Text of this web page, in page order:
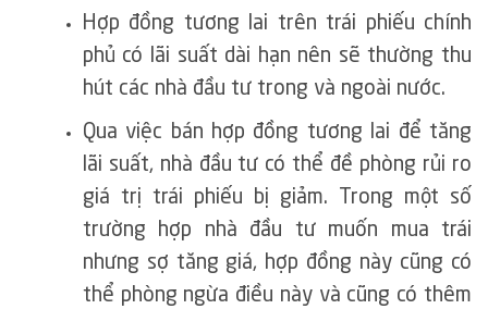
Hợp đồng tương lai trên trái phiếu chính
phủ có lãi suất dài hạn nên sẽ thường thu
hút các nhà đầu tư trong và ngoài nước.
Qua việc bán hợp đồng tương lai để tăng
lãi suất, nhà đầu tư có thể đề phòng rủi ro
giá trị trái phiếu bị giảm. Trong một số
trường hợp nhà đầu tư muốn mua trái
nhưng sợ tăng giá, hợp đồng này cũng có
thể phòng ngừa điều này và cũng có thêm